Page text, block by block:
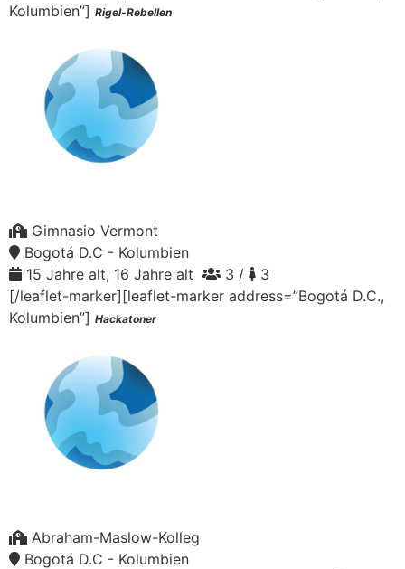
Kolumbien”] Rigel-Rebellen
Gimnasio Vermont
Bogotá D.C - Kolumbien
15 Jahre alt, 16 Jahre alt
3 /
3
[/leaflet-marker][leaflet-marker address=”Bogotá D.C.,
Kolumbien”] Hackatoner
Abraham-Maslow-Kolleg
Bogotá D.C - Kolumbien